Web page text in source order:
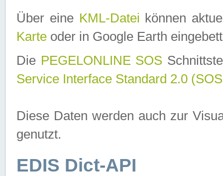
Über eine KML-Datei können
Karte oder in Google Earth
Die PEGELONLINE SOS
Service Interface Standard 2.0
Diese Daten werden auch zur
genutzt.
EDIS Dict-API